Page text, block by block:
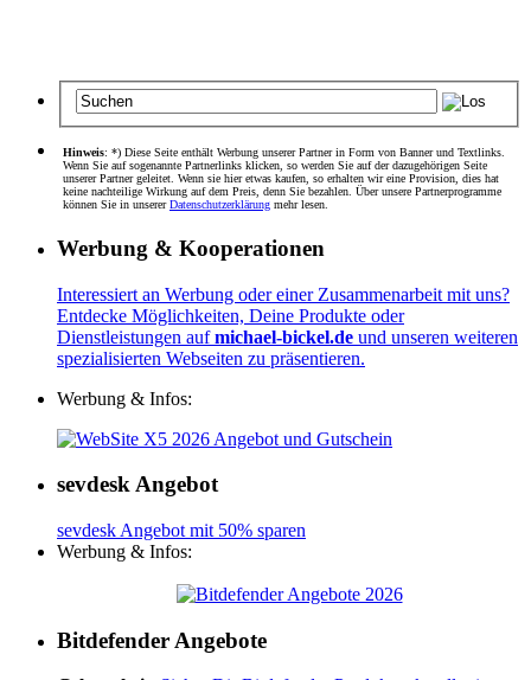
Hinweis: *) Diese Seite enthält Werbung unserer Partner in Form von Banner und Textlinks.
Wenn Sie auf sogenannte Partnerlinks klicken, so werden Sie auf der dazugehörigen Seite
unserer Partner geleitet. Wenn sie hier etwas kaufen, so erhalten wir eine Provision, dies hat
keine nachteilige Wirkung auf dem Preis, denn Sie bezahlen. Über unsere Partnerprogramme
können Sie in unsererDatenschutzerklärung mehr lesen.
Werbung & Kooperationen
Interessiert an Werbung oder einer Zusammenarbeit mit uns?
Entdecke Möglichkeiten, Deine Produkte oder
Dienstleistungen aufmichael-bickel.de und unseren weiteren
spezialisierten Webseiten zu präsentieren.
Werbung & Infos:
sevdesk Angebot
sevdesk Angebot mit 50% sparen
Werbung & Infos:
Bitdefender Angebote